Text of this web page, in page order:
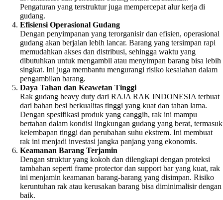
Pengaturan yang terstruktur juga mempercepat alur kerja di
gudang.
Efisiensi Operasional Gudang
Dengan penyimpanan yang terorganisir dan efisien, operasional
gudang akan berjalan lebih lancar. Barang yang tersimpan rapi
memudahkan akses dan distribusi, sehingga waktu yang
dibutuhkan untuk mengambil atau menyimpan barang bisa lebih
singkat. Ini juga membantu mengurangi risiko kesalahan dalam
pengambilan barang.
Daya Tahan dan Keawetan Tinggi
Rak gudang heavy duty dari RAJA RAK INDONESIA terbuat
dari bahan besi berkualitas tinggi yang kuat dan tahan lama.
Dengan spesifikasi produk yang canggih, rak ini mampu
bertahan dalam kondisi lingkungan gudang yang berat, termasuk
kelembapan tinggi dan perubahan suhu ekstrem. Ini membuat
rak ini menjadi investasi jangka panjang yang ekonomis.
Keamanan Barang Terjamin
Dengan struktur yang kokoh dan dilengkapi dengan proteksi
tambahan seperti frame protector dan support bar yang kuat, rak
ini menjamin keamanan barang-barang yang disimpan. Risiko
keruntuhan rak atau kerusakan barang bisa diminimalisir dengan
baik.